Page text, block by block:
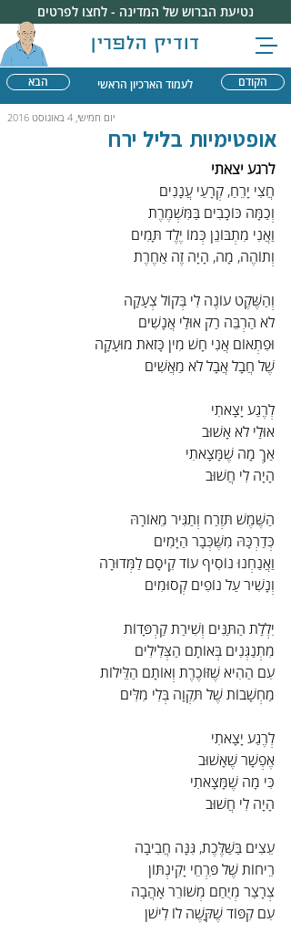
דודיק הלפרין
נטיעת הברוש של המדינה - לחצו לפרטים
הבא הקודם לעמוד הארכיון הראשי
יום חמישי, 4 באוגוסט 2016
אופטימיות בליל ירח
לרגע יצאתי
חֲצִי יָרֵחַ, קְרָעַי עֲנָנִים
וְכַמָּה כּוֹכָבִים בַּמִּשְׁמֶרֶת
וַאֲנִי מִתְבּוֹנֵן כְּמוֹ יֶלֶד תָּמִים
וְתוֹהֶה, מָה, הָיָה זֶה אַחֶרֶת
וְהַשֶּׁקֶט עוֹנֶה לִי בְּקוֹל צְעָקָה
לֹא הַרְבֵּה רַק אוּלַי אֲנָשִׁים
וּפִתְאוֹם אֲנִי חָשׁ מִין כָּזֹאת מוּעָקָה
שֶׁל חֲבָל אֲבָל לֹא מַאֲשִׁים
לְרֶגַע יָצָאתִי
אוּלַי לֹא אָשׁוּב
אַךְ מָה שֶׁמָּצָאתִי
הָיָה לִי חֲשׁוּב
הַשֶּׁמֶשׁ תִּזְרַח וְתַגִּיר מֵאוֹרָהּ
כְּדַרְכָּהּ מִשֶּׁכְּבָר הַיָּמִים
וַאֲנַחְנוּ נוֹסִיף עוֹד קֵיסָם לַמְּדוּרָה
וְנָשִׁיר עַל נוֹפִים קְסוּמִים
יִלְלַת הַתַּנִּים וְשִׁירַת קַרְפָּדוֹת
מִתְנַגְּנִים בְּאוֹתָם הַצְּלִילִים
עִם הַהִיא שֶׁזּוֹכֶרֶת וְאוֹתָם הַלֵּילוֹת
מַחְשָׁבוֹת שֶׁל תִּקְוָה בְּלִי מִלִּים
לְרֶגַע יָצָאתִי
אֶפְשָׁר שֶׁאָשׁוּב
כִּי מָה שֶׁמָּצָאתִי
הָיָה לִי חֲשׁוּב
עֵצִים בַּשַּׁלֶּכֶת, גִּנָּה חֲבִיבָה
רֵיחוֹת שֶׁל פִּרְחֵי יָקִינְתּוֹן
צְרָצַר מְיֻחַם מְשׁוֹרֵר אָהֲבָה
עִם קִפּוֹד שֶׁקָּשֶׁה לוֹ לִישֹׁן